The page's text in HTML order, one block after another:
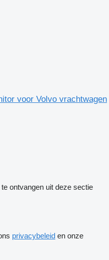
voor Volvo vrachtwagen
ontvangen uit deze sectie
privacybeleid en onze